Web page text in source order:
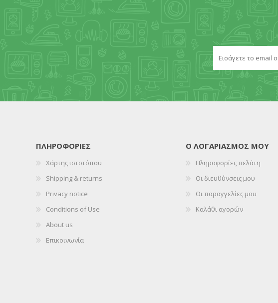
ΠΛΗΡΟΦΟΡΊΕΣ
Χάρτης ιστοτόπου
Shipping & returns
Privacy notice
Conditions of Use
About us
Επικοινωνία
Ο ΛΟΓΑΡΙΑΣΜΌΣ ΜΟΥ
Πληροφορίες πελάτη
Οι διευθύνσεις μου
Οι παραγγελίες μου
Καλάθι αγορών